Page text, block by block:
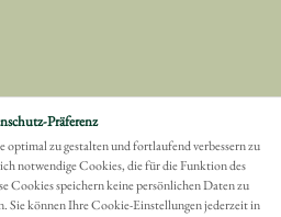
erreichen
Präferenz
zu gestalten und fortlaufend verbessern zu
notwendige Cookies, die für die Funktion des
Cookies speichern keine persönlichen Daten zu
Sie können Ihre Cookie-Einstellungen jederzeit in